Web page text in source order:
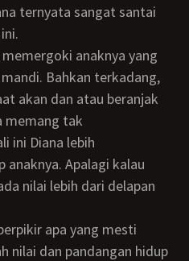
ternyata sangat santai
Bahkan terkadang,
akan dan atau beranjak
memang tak
ini Diana lebih
Apalagi kalau
nilai lebih dari delapan
nilai dan pandangan hidup